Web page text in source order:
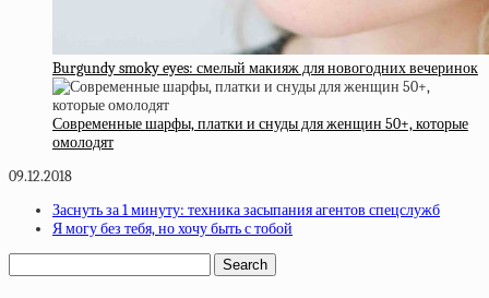
Burgundy smoky eyes: смелый макияж для новогодних вечеринок
Современные шарфы, платки и снуды для женщин 50+, которые
омолодят
09.12.2018
Заснуть за 1 минуту: техника засыпания агентов спецслужб
Я могу без тебя, но хочу быть с тобой